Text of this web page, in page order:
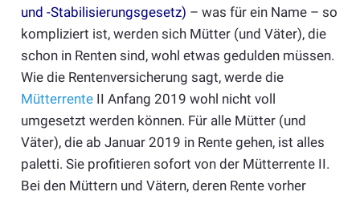
und -Stabilisierungsgesetz) – was für ein Name – so
kompliziert ist, werden sich Mütter (und Väter), die
schon in Renten sind, wohl etwas gedulden müssen.
Wie die Rentenversicherung sagt, werde die
MütterrenteII Anfang 2019 wohl nicht voll
umgesetzt werden können. Für alle Mütter (und
Väter), die ab Januar 2019 in Rente gehen, ist alles
paletti. Sie profitieren sofort von der Mütterrente II.
Bei den Müttern und Vätern, deren Rente vorher